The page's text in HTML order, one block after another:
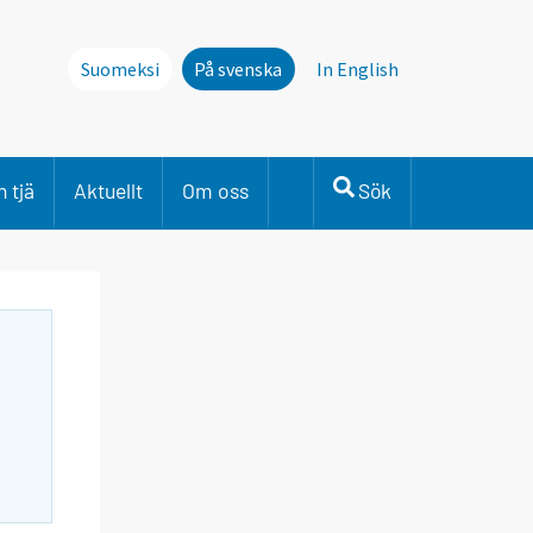
Suomeksi På svenska In English
tjä Aktuellt Om oss Sök